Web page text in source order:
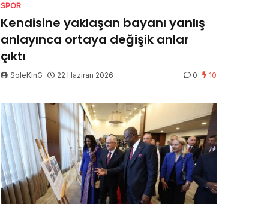
SPOR
Kendisine yaklaşan bayanı yanlış
anlayınca ortaya değişik anlar
çıktı
SoleKinG 22 Haziran 2026 0 10